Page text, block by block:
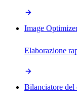
Image
Elaborazione
Bilanciatore del